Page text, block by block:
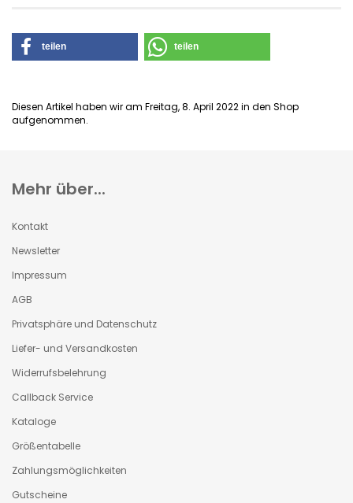
teilen teilen
Diesen Artikel haben wir am Freitag, 8. April 2022 in den Shop
aufgenommen.
Mehr über...
Kontakt
Newsletter
Impressum
AGB
Privatsphäre und Datenschutz
Liefer- und Versandkosten
Widerrufsbelehrung
Callback Service
Kataloge
Größentabelle
Zahlungsmöglichkeiten
Gutscheine